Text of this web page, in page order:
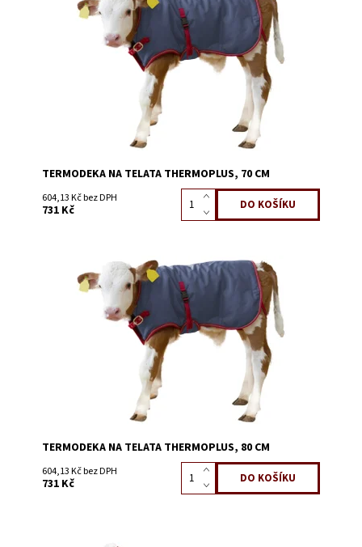
Dostupnost:
Skladem 23
3089I
TERMODEKA NA TELATA THERMOPLUS, 70 CM
604,13 Kč bez DPH
731 Kč
Dostupnost:
Skladem 23
3089J
TERMODEKA NA TELATA THERMOPLUS, 80 CM
604,13 Kč bez DPH
731 Kč